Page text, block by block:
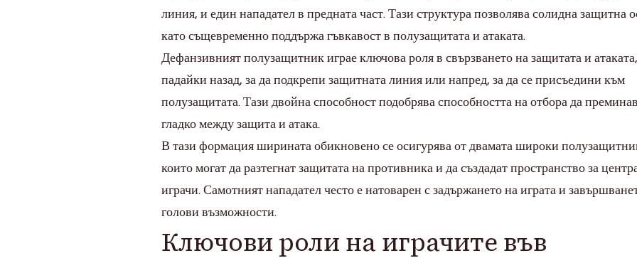
линия, и един нападател в предната част. Тази структура позволява солидна защитна
като същевременно поддържа гъвкавост в полузащитата и атаката.
Дефанзивният полузащитник играе ключова роля в свързването на защитата и
падайки назад, за да подкрепи защитната линия или напред, за да се присъедини към
полузащитата. Тази двойна способност подобрява способността на отбора да
гладко между защита и атака.
В тази формация ширината обикновено се осигурява от двамата широки
които могат да разтегнат защитата на противника и да създадат пространство за
играчи. Самотният нападател често е натоварен с задържането на играта и
голови възможности.
Ключови роли на играчите във